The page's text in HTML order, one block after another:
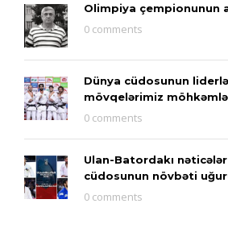
Olimpiya çempionunun
0 comments
Dünya cüdosunun
mövqelərimiz
0 comments
Ulan-Batordakı
cüdosunun növbəti
0 comments